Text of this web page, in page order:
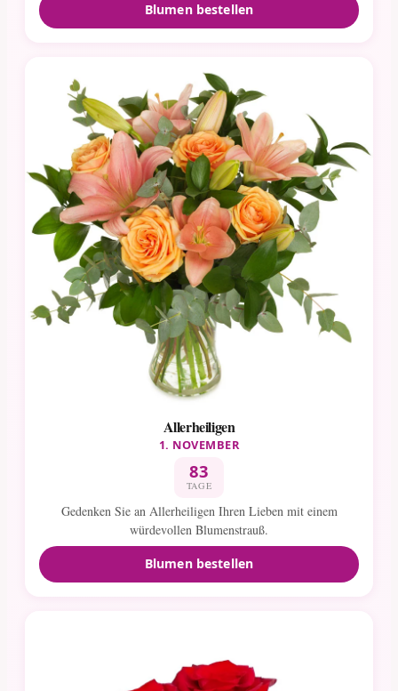
Blumen bestellen
Allerheiligen
1. NOVEMBER
83
TAGE
Gedenken Sie an Allerheiligen Ihren Lieben mit einem
würdevollen Blumenstrauß.
Blumen bestellen